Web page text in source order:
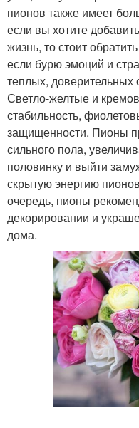
пионов также имеет
если вы хотите
жизнь, то стоит
если бурю эмоций и
теплых,
Светло-желтые и
стабильность,
защищенности. Пионы
сильного пола,
половинку и выйти
скрытую энергию
очередь, пионы
декорировании и
дома.